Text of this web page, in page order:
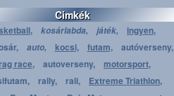
Cimkék
kosárlabda, játék,
ingyen,
auto, kocsi, futam,
autóverseny,
race,
autoverseny,
motorsport,
rally, rali, Extreme Triathlon,